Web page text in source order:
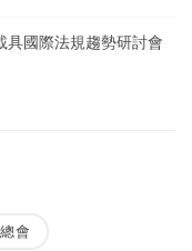
具國際法規趨勢研討會
會